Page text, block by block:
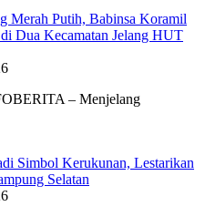
Merah Putih, Babinsa Koramil
Dua Kecamatan Jelang HUT
– Menjelang
Simbol Kerukunan, Lestarikan
Selatan